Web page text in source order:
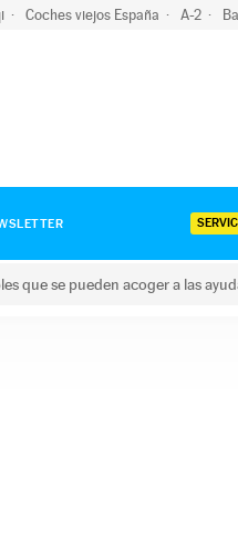
Coches viejos España A-2
que se pueden acoger a las